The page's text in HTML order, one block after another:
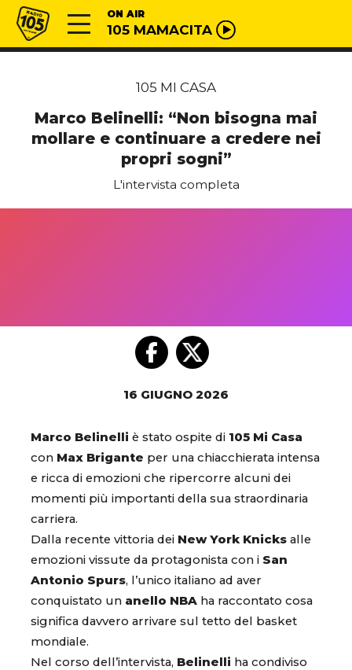
Vai al contenuto
Radio 105 ON AIR
105 MAMACITA
105 MI CASA
Marco Belinelli: “Non bisogna mai
mollare e continuare a credere nei
propri sogni”
L'intervista completa
16 GIUGNO 2026
Marco Belinelli è stato ospite di 105 Mi Casa
con Max Brigante per una chiacchierata intensa
e ricca di emozioni che ripercorre alcuni dei
momenti più importanti della sua straordinaria
carriera.
Dalla recente vittoria dei New York Knicks alle
emozioni vissute da protagonista con i San
Antonio Spurs, l’unico italiano ad aver
conquistato un anello NBA ha raccontato cosa
significa davvero arrivare sul tetto del basket
mondiale.
Nel corso dell’intervista, Belinelli ha condiviso